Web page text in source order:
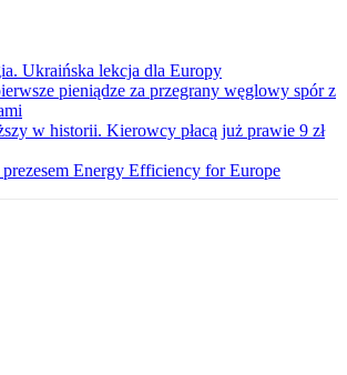
Ukraińska lekcja dla Europy
pieniądze za przegrany węglowy spór z
w historii. Kierowcy płacą już prawie 9 zł
Energy Efficiency for Europe